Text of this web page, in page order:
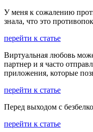
У меня к сожалению
знала, что это
перейти к статье
Виртуальная любовь
партнер и я часто
приложения, которые
перейти к статье
Перед выходом с
перейти к статье